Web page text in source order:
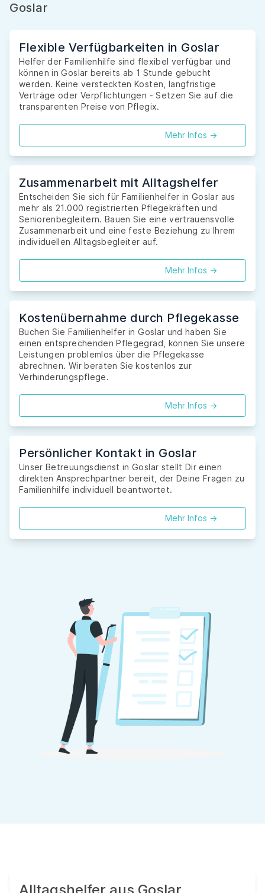
Goslar
Flexible Verfügbarkeiten in Goslar
Helfer der Familienhilfe sind flexibel verfügbar und
können in Goslar bereits ab 1 Stunde gebucht
werden. Keine versteckten Kosten, langfristige
Verträge oder Verpflichtungen - Setzen Sie auf die
transparenten Preise von Pflegix.
Mehr Infos ->
Zusammenarbeit mit Alltagshelfer
Entscheiden Sie sich für Familienhelfer in Goslar aus
mehr als 21.000 registrierten Pflegekräften und
Seniorenbegleitern. Bauen Sie eine vertrauensvolle
Zusammenarbeit und eine feste Beziehung zu Ihrem
individuellen Alltagsbegleiter auf.
Mehr Infos ->
Kostenübernahme durch Pflegekasse
Buchen Sie Familienhelfer in Goslar und haben Sie
einen entsprechenden Pflegegrad, können Sie unsere
Leistungen problemlos über die Pflegekasse
abrechnen. Wir beraten Sie kostenlos zur
Verhinderungspflege.
Mehr Infos ->
Persönlicher Kontakt in Goslar
Unser Betreuungsdienst in Goslar stellt Dir einen
direkten Ansprechpartner bereit, der Deine Fragen zu
Familienhilfe individuell beantwortet.
Mehr Infos ->